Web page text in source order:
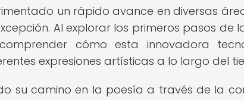
un rápido avance en diversas
Al explorar los primeros pasos de
cómo esta innovadora
expresiones artísticas a lo largo del
su camino en la poesía a través de la